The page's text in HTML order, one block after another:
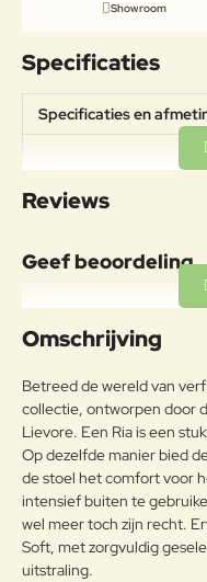
Showroom
Specificaties
Specificaties en
Reviews
Geef beoordeling
Uw naam:
g:
Note:HTML-
Waardering:
Waarderin
g:
Slecht
Omschrijving
Betreed de wereld van
collectie, ontworpen door
Lievore. Een Ria is een
Op dezelfde manier bied
de stoel het comfort voor
intensief buiten te
wel meer toch zijn recht.
Soft, met zorgvuldig
uitstraling.